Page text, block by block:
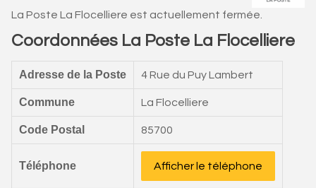
La Poste La Flocelliere est actuellement fermée.
Coordonnées La Poste La Flocelliere
Adresse de la Poste 4 Rue du Puy Lambert
Commune La Flocelliere
Code Postal 85700
Téléphone Afficher le téléphone